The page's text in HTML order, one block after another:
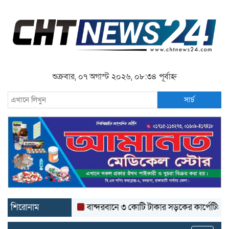
শুক্রবার, ০৭ অগাস্ট ২০২৬, ০৮:৩৪ পূর্বাহ্ন
সার্চ
শিরোনাম বান্দরবানে ৩ কোটি টাকার সড়কের কার্পেটিং উঠে